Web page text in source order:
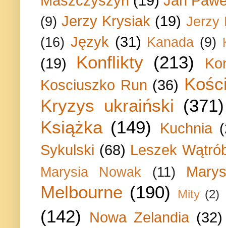
(9) Jerzy Krysiak (19) Jerzy
(16) Język (31) Kanada (9)
(19) Konflikty (213)
Kosciuszko Run (36)
Kryzys ukraiński (371)
Książka (149) Kuchnia
Sykulski (68) Leszek
Marysia Nowak (11)
Melbourne (190) Mity (2)
(142) Nowa Zelandia (32)